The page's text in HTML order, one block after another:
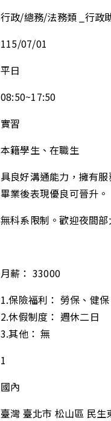
行政/總務/法務類 _行政
115/07/01
平日
08:50~17:50
實習
本籍學生、在職生
具良好溝通能力，擁有
畢業後表現優良可晉升。
無科系限制。歡迎夜間
月薪 ： 33000
1.保險福利： 勞保、健
2.休假制度： 週休二日
3.其他： 無
1
國內
臺灣 臺北市 松山區 民